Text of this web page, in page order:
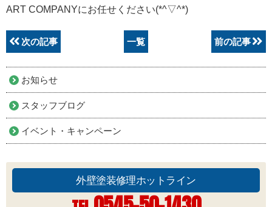
ART COMPANYにお任せください(*^▽^*)
次の記事 一覧 前の記事
お知らせ
スタッフブログ
イベント・キャンペーン
外壁塗装修理ホットライン